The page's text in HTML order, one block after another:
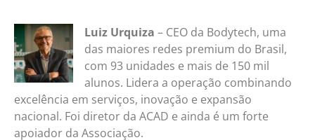
Luiz Urquiza – CEO da Bodytech, uma
das maiores redes premium do Brasil,
com 93 unidades e mais de 150 mil
alunos. Lidera a operação combinando
excelência em serviços, inovação e expansão
nacional. Foi diretor da ACAD e ainda é um forte
apoiador da Associação.